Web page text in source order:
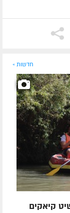
חדשות »
קיאקים